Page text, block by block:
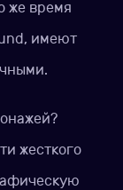
же время
имеют
жесткого